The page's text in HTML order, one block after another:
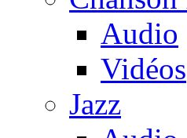
Audio
Vidéos
Jazz